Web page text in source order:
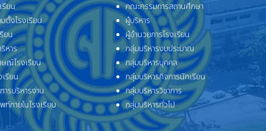
รียน
ตั้งโรงเรียน
ยน
หาร
ณ์โรงเรียน
รียน
ารบริหารงาน
ท์ภายในโรงเรียน
คณะกรรมการสถานศึกษา
ผู้บริหาร
ผู้อำนวยการโรงเรียน
กลุ่มบริหารงบประมาณ
กลุ่มบริหารบุคคล
กลุ่มบริหารกิจการนักเรียน
กลุ่มบริหารวิชาการ
กลุ่มบริหารทั่วไป